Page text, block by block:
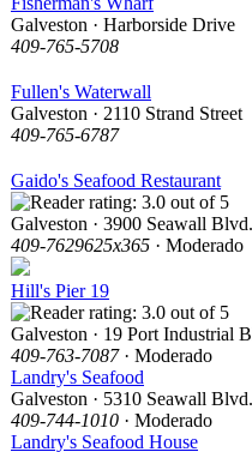
Galveston · Harborside Drive
409-765-5708
Fullen's Waterwall
Galveston · 2110 Strand Street
409-765-6787
Gaido's Seafood Restaurant
Galveston · 3900 Seawall Blvd.
409-7629625x365 · Moderado
Hill's Pier 19
Galveston · 19 Port Industrial
409-763-7087· Moderado
Landry's Seafood
Galveston · 5310 Seawall Blvd.
409-744-1010 · Moderado
Landry's Seafood House